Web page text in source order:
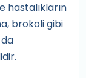
hastalıkların
brokoli gibi